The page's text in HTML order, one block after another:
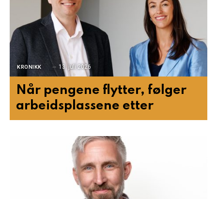
KRONIKK 13. juli 2026
Når pengene flytter, følger
arbeidsplassene etter